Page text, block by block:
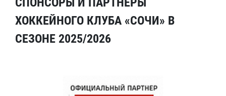
ХОККЕЙНОГО КЛУБА «СОЧИ» В
СЕЗОНЕ 2025/2026